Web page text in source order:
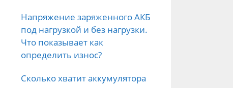
Напряжение заряженного АКБ
под нагрузкой и без нагрузки.
Что показывает как
определить износ?
Сколько хватит аккумулятора